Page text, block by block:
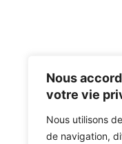
Nous
votre vie
Nous utilisons
de navigation,